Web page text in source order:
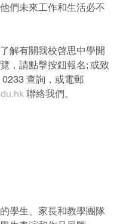
們未來工作和生活必不
解有關我校啓思中學開
，請點擊按鈕報名; 或致
查詢，或電郵
聯絡我們。
學生、家長和教學團隊